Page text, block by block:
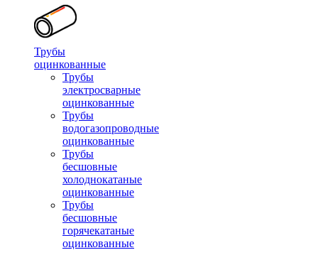
Трубы
оцинкованные
Трубы
электросварные
оцинкованные
Трубы
водогазопроводные
оцинкованные
Трубы
бесшовные
холоднокатаные
оцинкованные
Трубы
бесшовные
горячекатаные
оцинкованные